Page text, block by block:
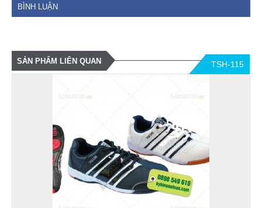
BÌNH LUẬN
SẢN PHẨM LIÊN QUAN TSH-115